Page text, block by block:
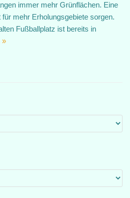
immer mehr Grünflächen. Eine
mehr Erholungsgebiete sorgen.
Fußballplatz ist bereits in
»